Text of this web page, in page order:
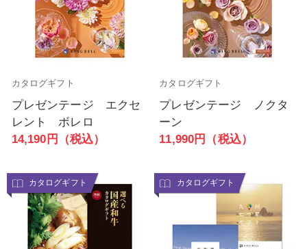
カタログギフト
プレゼンテージ エクセ
レント ボレロ
14,190円（税込）
カタログギフト
プレゼンテージ ノクタ
ーン
11,990円（税込）
カタログギフト カタログギフト